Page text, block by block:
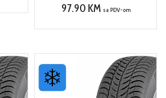
97.90 KM sa PDV-om